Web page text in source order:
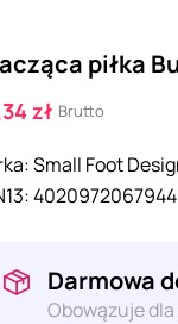
piłka
zł Brutto
Small Foot
4020972067944
Darmowa
Obowązuje